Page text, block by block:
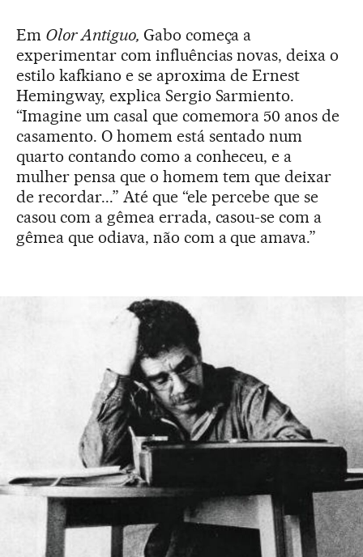
Em Olor Antiguo, Gabo começa a
experimentar com influências novas, deixa o
estilo kafkiano e se aproxima de Ernest
Hemingway, explica Sergio Sarmiento.
“Imagine um casal que comemora 50 anos de
casamento. O homem está sentado num
quarto contando como a conheceu, e a
mulher pensa que o homem tem que deixar
de recordar...” Até que “ele percebe que se
casou com a gêmea errada, casou-se com a
gêmea que odiava, não com a que amava.”